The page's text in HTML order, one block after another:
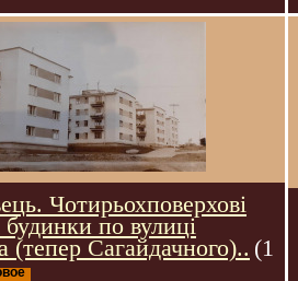
Чотирьохповерхові
будинки по вулиці
(тепер Сагайдачного).. (1